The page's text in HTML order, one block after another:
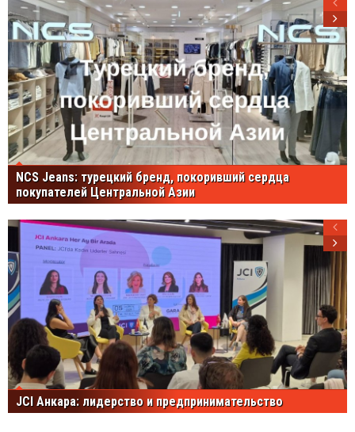
NCS Jeans: турецкий бренд, покоривший сердца
покупателей Центральной Азии
JCI Анкара: лидерство и предпринимательство